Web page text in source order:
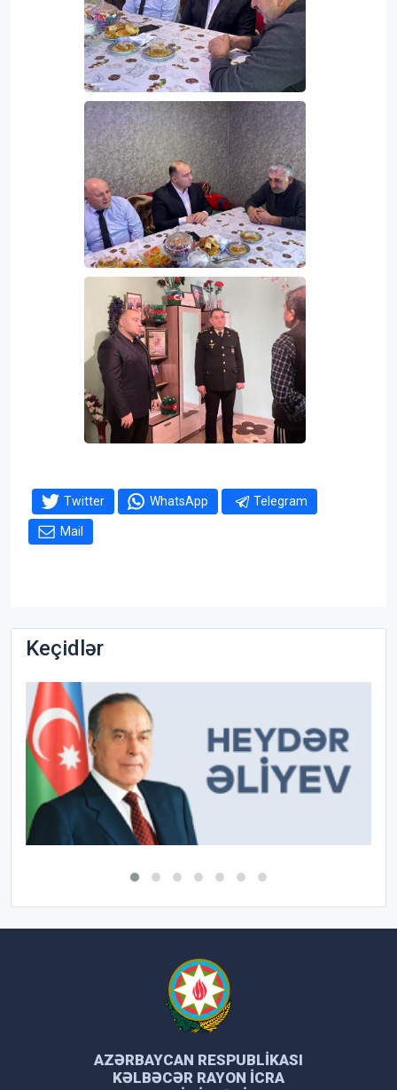
Twitter WhatsApp Telegram
Mail
Keçidlər
AZƏRBAYCAN RESPUBLIKASI
KƏLBƏCƏR RAYON İCRA